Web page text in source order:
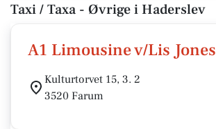
Taxi / Taxa - Øvrige i Haderslev
A1 Limousine v/Lis Jones
Kulturtorvet 15, 3. 2
3520 Farum